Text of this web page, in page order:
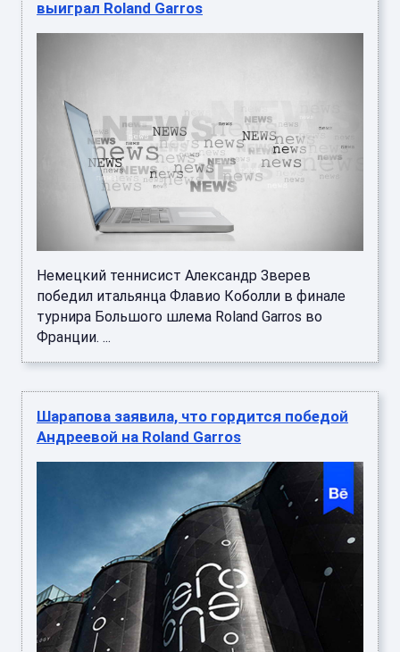
выиграл Roland Garros
Немецкий теннисист Александр Зверев
победил итальянца Флавио Коболли в финале
турнира Большого шлема Roland Garros во
Франции. ...
Шарапова заявила, что гордится победой
Андреевой на Roland Garros